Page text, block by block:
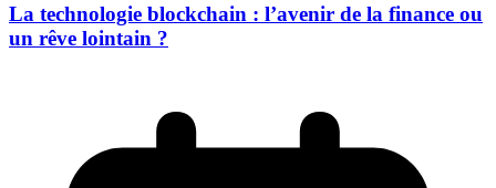
La technologie blockchain : l’avenir de la finance ou
un rêve lointain ?